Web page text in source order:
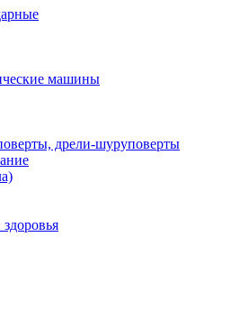
машины
дрели-шуруповерты